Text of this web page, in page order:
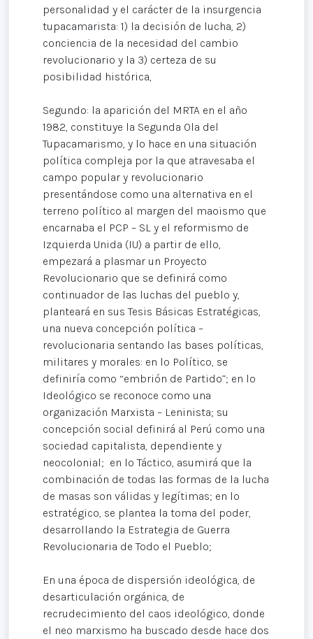
personalidad y el carácter de la insurgencia
tupacamarista: 1) la decisión de lucha, 2)
conciencia de la necesidad del cambio
revolucionario y la 3) certeza de su
posibilidad histórica,
Segundo: la aparición del MRTA en el año
1982, constituye la Segunda Ola del
Tupacamarismo, y lo hace en una situación
política compleja por la que atravesaba el
campo popular y revolucionario
presentándose como una alternativa en el
terreno político al margen del maoismo que
encarnaba el PCP – SL y el reformismo de
Izquierda Unida (IU) a partir de ello,
empezará a plasmar un Proyecto
Revolucionario que se definirá como
continuador de las luchas del pueblo y,
planteará en sus Tesis Básicas Estratégicas,
una nueva concepción política –
revolucionaria sentando las bases políticas,
militares y morales: en lo Político, se
definiría como “embrión de Partido”; en lo
Ideológico se reconoce como una
organización Marxista – Leninista; su
concepción social definirá al Perú como una
sociedad capitalista, dependiente y
neocolonial; en lo Táctico, asumirá que la
combinación de todas las formas de la lucha
de masas son válidas y legítimas; en lo
estratégico, se plantea la toma del poder,
desarrollando la Estrategia de Guerra
Revolucionaria de Todo el Pueblo;
En una época de dispersión ideológica, de
desarticulación orgánica, de
recrudecimiento del caos ideológico, donde
el neo marxismo ha buscado desde hace dos